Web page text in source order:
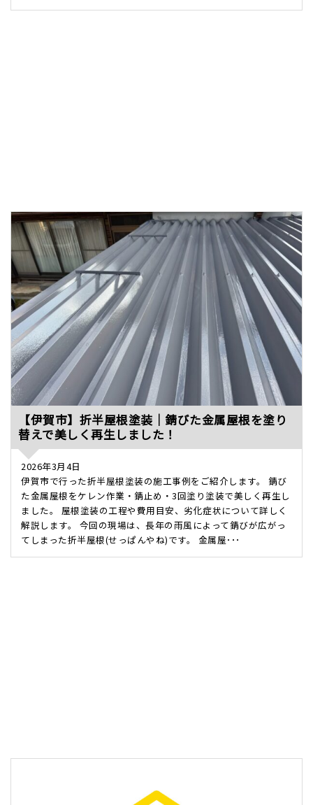
【伊賀市】折半屋根塗装｜錆びた金属屋根を塗り
替えで美しく再生しました！
2026年3月4日
伊賀市で行った折半屋根塗装の施工事例をご紹介します。 錆び
た金属屋根をケレン作業・錆止め・3回塗り塗装で美しく再生し
ました。 屋根塗装の工程や費用目安、劣化症状について詳しく
解説します。 今回の現場は、長年の雨風によって錆びが広がっ
てしまった折半屋根(せっぱんやね)です。 金属屋･･･